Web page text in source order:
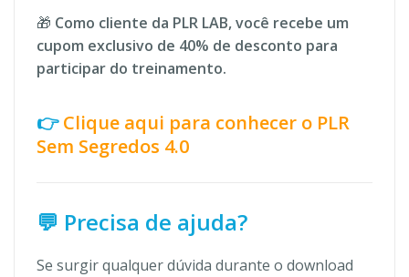
🎁 Como cliente da PLR LAB, você recebe um
cupom exclusivo de 40% de desconto para
participar do treinamento.
👉 Clique aqui para conhecer o PLR
Sem Segredos 4.0
💬 Precisa de ajuda?
Se surgir qualquer dúvida durante o download